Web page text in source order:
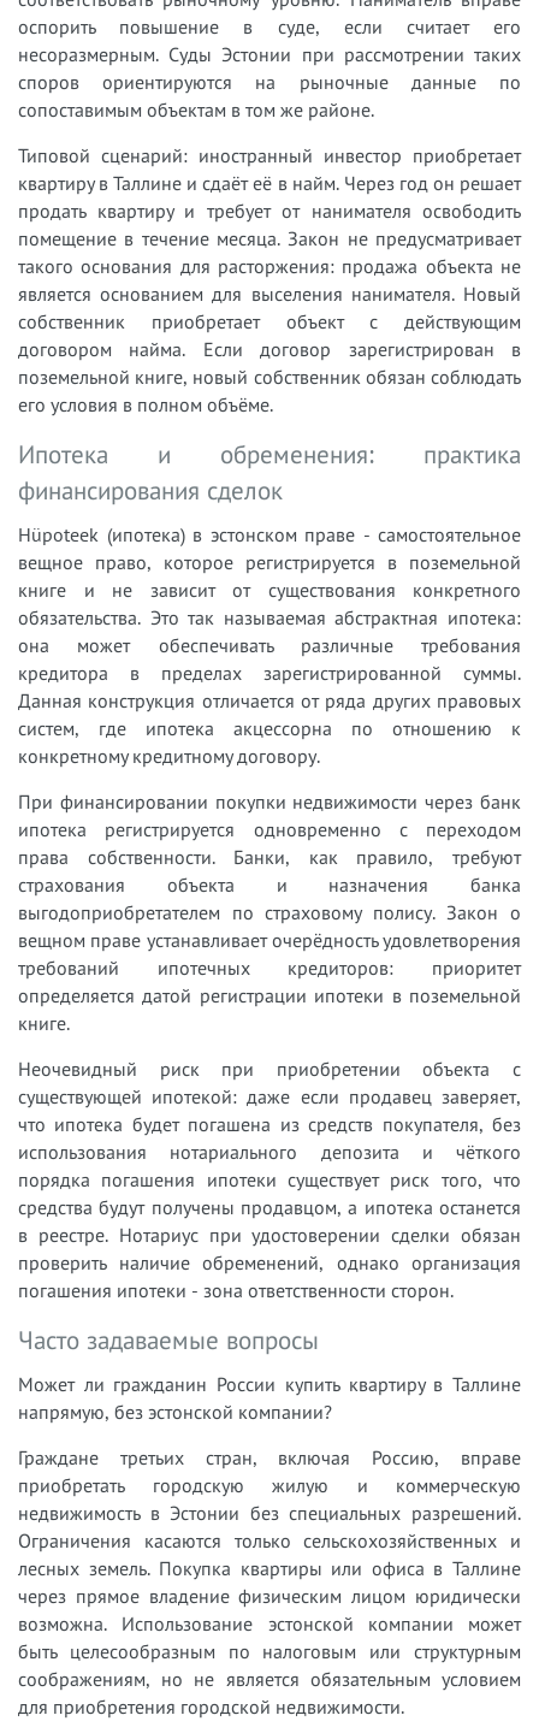
оспорить повышение в суде, если считает его
несоразмерным. Суды Эстонии при рассмотрении таких
споров ориентируются на рыночные данные по
сопоставимым объектам в том же районе.
Типовой сценарий: иностранный инвестор приобретает
квартиру в Таллине и сдаёт её в найм. Через год он решает
продать квартиру и требует от нанимателя освободить
помещение в течение месяца. Закон не предусматривает
такого основания для расторжения: продажа объекта не
является основанием для выселения нанимателя. Новый
собственник приобретает объект с действующим
договором найма. Если договор зарегистрирован в
поземельной книге, новый собственник обязан соблюдать
его условия в полном объёме.
Ипотека и обременения: практика
финансирования сделок
Hüpoteek (ипотека) в эстонском праве - самостоятельное
вещное право, которое регистрируется в поземельной
книге и не зависит от существования конкретного
обязательства. Это так называемая абстрактная ипотека:
она может обеспечивать различные требования
кредитора в пределах зарегистрированной суммы.
Данная конструкция отличается от ряда других правовых
систем, где ипотека акцессорна по отношению к
конкретному кредитному договору.
При финансировании покупки недвижимости через банк
ипотека регистрируется одновременно с переходом
права собственности. Банки, как правило, требуют
страхования объекта и назначения банка
выгодоприобретателем по страховому полису. Закон о
вещном праве устанавливает очерёдность удовлетворения
требований ипотечных кредиторов: приоритет
определяется датой регистрации ипотеки в поземельной
книге.
Неочевидный риск при приобретении объекта с
существующей ипотекой: даже если продавец заверяет,
что ипотека будет погашена из средств покупателя, без
использования нотариального депозита и чёткого
порядка погашения ипотеки существует риск того, что
средства будут получены продавцом, а ипотека останется
в реестре. Нотариус при удостоверении сделки обязан
проверить наличие обременений, однако организация
погашения ипотеки - зона ответственности сторон.
Часто задаваемые вопросы
Может ли гражданин России купить квартиру в Таллине
напрямую, без эстонской компании?
Граждане третьих стран, включая Россию, вправе
приобретать городскую жилую и коммерческую
недвижимость в Эстонии без специальных разрешений.
Ограничения касаются только сельскохозяйственных и
лесных земель. Покупка квартиры или офиса в Таллине
через прямое владение физическим лицом юридически
возможна. Использование эстонской компании может
быть целесообразным по налоговым или структурным
соображениям, но не является обязательным условием
для приобретения городской недвижимости.